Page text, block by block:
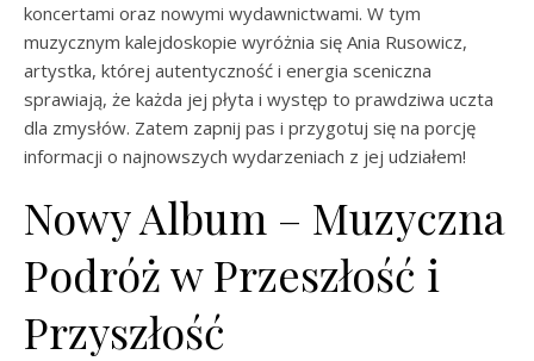
koncertami oraz nowymi wydawnictwami. W tym
muzycznym kalejdoskopie wyróżnia się Ania Rusowicz,
artystka, której autentyczność i energia sceniczna
sprawiają, że każda jej płyta i występ to prawdziwa uczta
dla zmysłów. Zatem zapnij pas i przygotuj się na porcję
informacji o najnowszych wydarzeniach z jej udziałem!
Nowy Album – Muzyczna
Podróż w Przeszłość i
Przyszłość